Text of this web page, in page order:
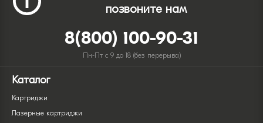
позвоните нам
8(800) 100-90-31
Пн-Пт с 9 до 18 (без перерыва)
Каталог
Картриджи
Лазерные картриджи